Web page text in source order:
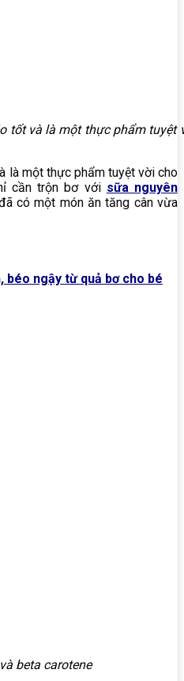
tốt và là một thực phẩm tuyệt
là một thực phẩm tuyệt vời cho
cần trộn bơ với sữa nguyên
có một món ăn tăng cân vừa
béo ngậy từ quả bơ cho bé
beta carotene